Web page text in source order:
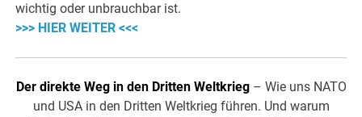
wichtig oder unbrauchbar ist.
>>> HIER WEITER <<<
Der direkte Weg in den Dritten Weltkrieg – Wie uns NATO
und USA in den Dritten Weltkrieg führen. Und warum